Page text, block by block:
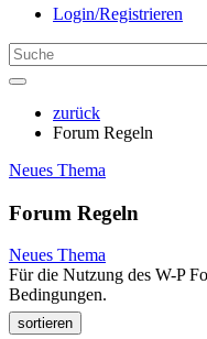
Login/Registrieren
zurück
Forum Regeln
Neues Thema
Forum Regeln
Neues Thema
Für die Nutzung des W-P
Bedingungen.
sortieren